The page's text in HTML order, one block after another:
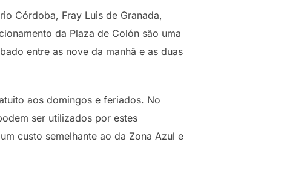
Córdoba, Fray Luis de Granada,
da Plaza de Colón são uma
entre as nove da manhã e as duas
aos domingos e feriados. No
ser utilizados por estes
custo semelhante ao da Zona Azul e